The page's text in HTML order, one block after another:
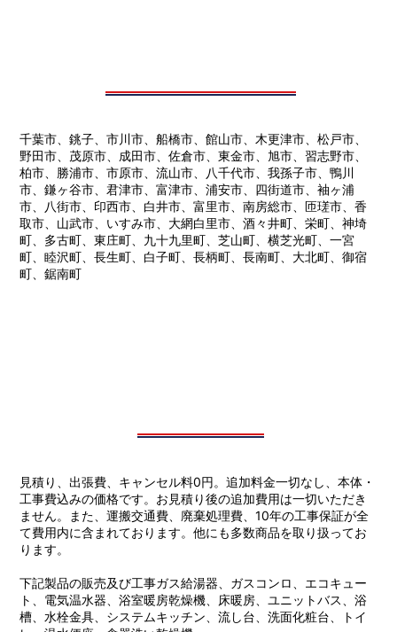
千葉市、銚子、市川市、船橋市、館山市、木更津市、松戸市、
野田市、茂原市、成田市、佐倉市、東金市、旭市、習志野市、
柏市、勝浦市、市原市、流山市、八千代市、我孫子市、鴨川
市、鎌ヶ谷市、君津市、富津市、浦安市、四街道市、袖ヶ浦
市、八街市、印西市、白井市、富里市、南房総市、匝瑳市、香
取市、山武市、いすみ市、大網白里市、酒々井町、栄町、神埼
町、多古町、東庄町、九十九里町、芝山町、横芝光町、一宮
町、睦沢町、長生町、白子町、長柄町、長南町、大北町、御宿
町、鋸南町
見積り、出張費、キャンセル料0円。追加料金一切なし、本体・
工事費込みの価格です。お見積り後の追加費用は一切いただき
ません。また、運搬交通費、廃棄処理費、10年の工事保証が全
て費用内に含まれております。他にも多数商品を取り扱ってお
ります。
下記製品の販売及び工事ガス給湯器、ガスコンロ、エコキュー
ト、電気温水器、浴室暖房乾燥機、床暖房、ユニットバス、浴
槽、水栓金具、システムキッチン、流し台、洗面化粧台、トイ